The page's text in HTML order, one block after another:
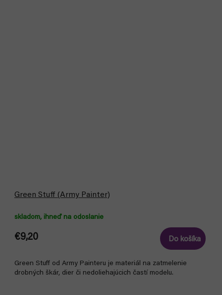
Green Stuff (Army Painter)
skladom, ihneď na odoslanie
€9,20 Do košíka
Green Stuff od Army Painteru je materiál na zatmelenie
drobných škár, dier či nedoliehajúcich častí modelu.